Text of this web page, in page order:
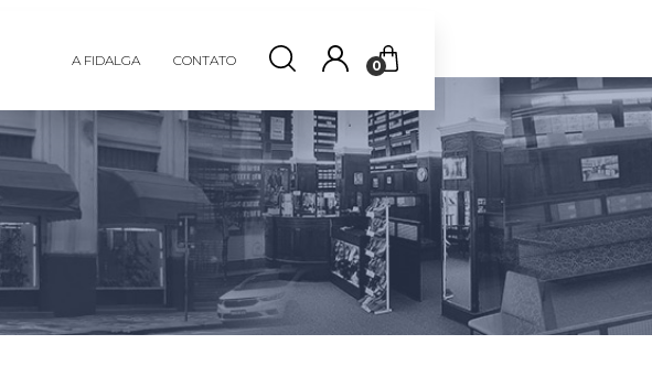
0
A FIDALGA CONTATO